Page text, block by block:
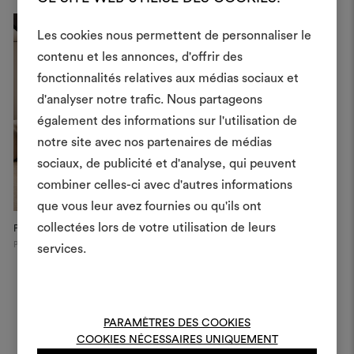
Les cookies nous permettent de personnaliser le
contenu et les annonces, d'offrir des
fonctionnalités relatives aux médias sociaux et
d'analyser notre trafic. Nous partageons
également des informations sur l'utilisation de
notre site avec nos partenaires de médias
sociaux, de publicité et d'analyse, qui peuvent
combiner celles-ci avec d'autres informations
que vous leur avez fournies ou qu'ils ont
collectées lors de votre utilisation de leurs
services.
PARAMÈTRES DES COOKIES
COOKIES NÉCESSAIRES UNIQUEMENT
Paris Design Week 2025 Instal...
Paris
Galerie Xavier Eeckhout
Un instrument interactif
à vos idées et les partager,